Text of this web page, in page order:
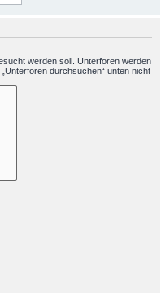
werden soll. Unterforen werden
durchsuchen“ unten nicht